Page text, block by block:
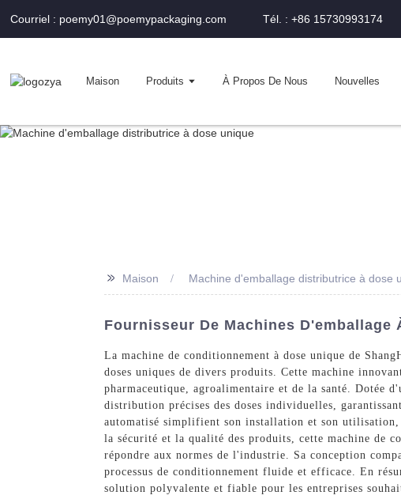
Courriel : poemy01@poemypackaging.com Tél. : +86 15730993174
Maison Produits À Propos De Nous Nouvelles
>> Maison Machine d'emballage distributrice à dose
Fournisseur De Machines D'emballage
La machine de conditionnement à dose unique de
doses uniques de divers produits. Cette machine
pharmaceutique, agroalimentaire et de la santé. Dotée
distribution précises des doses individuelles,
automatisé simplifient son installation et son
la sécurité et la qualité des produits, cette machine de
répondre aux normes de l'industrie. Sa conception
processus de conditionnement fluide et efficace. En
solution polyvalente et fiable pour les entreprises